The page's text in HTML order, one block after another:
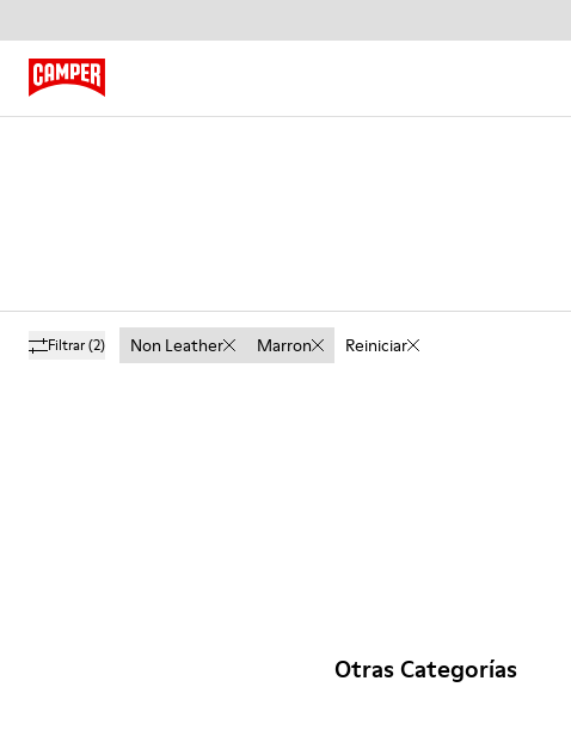
Filtrar(2) Non Leather Marron Reiniciar
Otras Categorías